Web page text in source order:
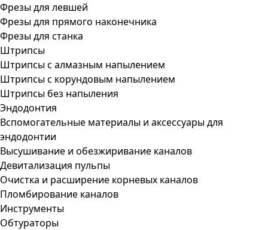
Фрезы для левшей
Фрезы для прямого наконечника
Фрезы для станка
Штрипсы
Штрипсы c алмазным напылением
Штрипсы c корундовым напылением
Штрипсы без напыления
Эндодонтия
Вспомогательные материалы и аксессуары для
эндодонтии
Высушивание и обезжиривание каналов
Девитализация пульпы
Очистка и расширение корневых каналов
Пломбирование каналов
Инструменты
Обтураторы